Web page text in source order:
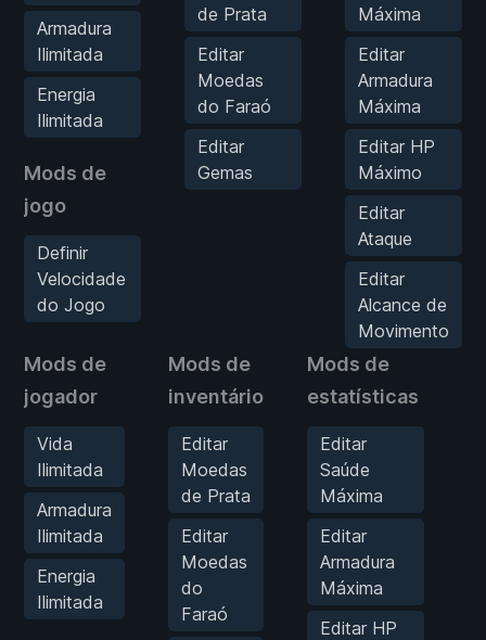
Armadura
Ilimitada
Energia
Ilimitada
Mods de
jogo
Definir
Velocidade
do Jogo
de Prata
Editar
Moedas
do Faraó
Editar
Gemas
Máxima
Editar
Armadura
Máxima
Editar HP
Máximo
Editar
Ataque
Editar
Alcance de
Movimento
Mods de
jogador
Vida
Ilimitada
Armadura
Ilimitada
Energia
Ilimitada
Mods de
inventário
Editar
Moedas
de Prata
Editar
Moedas
do
Faraó
Mods de
estatísticas
Editar
Saúde
Máxima
Editar
Armadura
Máxima
Editar HP